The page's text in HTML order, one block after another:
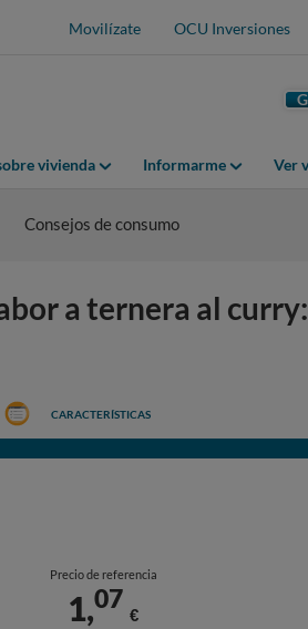
Movilízate OCU Inversiones
vivienda Informarme Ver
Consejos de consumo
a ternera al
CARACTERÍSTICAS
Precio de referencia
1,07
€